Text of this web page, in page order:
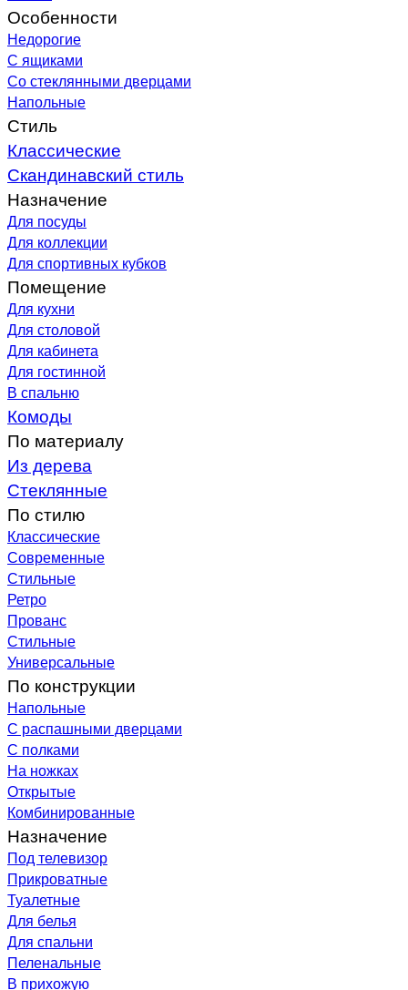
Особенности
Недорогие
С ящиками
Со стеклянными дверцами
Напольные
Стиль
Классические
Скандинавский стиль
Назначение
Для посуды
Для коллекции
Для спортивных кубков
Помещение
Для кухни
Для столовой
Для кабинета
Для гостинной
В спальню
Комоды
По материалу
Из дерева
Стеклянные
По стилю
Классические
Современные
Стильные
Ретро
Прованс
Стильные
Универсальные
По конструкции
Напольные
С распашными дверцами
С полками
На ножках
Открытые
Комбинированные
Назначение
Под телевизор
Прикроватные
Туалетные
Для белья
Для спальни
Пеленальные
В прихожую